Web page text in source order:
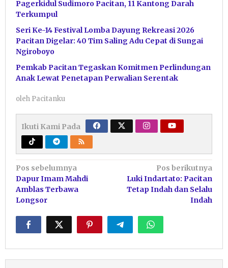
Pagerkidul Sudimoro Pacitan, 11 Kantong Darah
Terkumpul
Seri Ke-14 Festival Lomba Dayung Rekreasi 2026
Pacitan Digelar: 40 Tim Saling Adu Cepat di Sungai
Ngiroboyo
Pemkab Pacitan Tegaskan Komitmen Perlindungan
Anak Lewat Penetapan Perwalian Serentak
oleh Pacitanku
Ikuti Kami Pada
Navigasi
pos
Pos sebelumnya
Dapur Imam Mahdi
Amblas Terbawa
Longsor
Pos berikutnya
Luki Indartato: Pacitan
Tetap Indah dan Selalu
Indah